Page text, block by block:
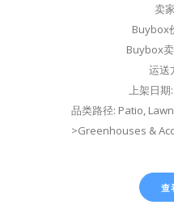
卖
Buybox
Buybox
运送
上架日
品类路径: Patio,
>Greenhouses &
查